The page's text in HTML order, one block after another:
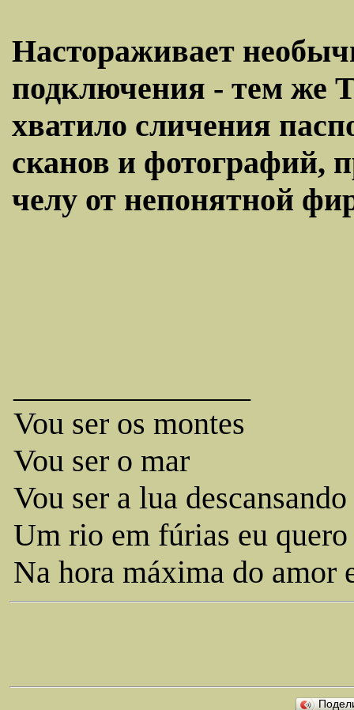
Настораживает
подключения - тем же
хватило сличения
сканов и фотографий,
челу от непонятной
Vou ser os montes
Vou ser o mar
Vou ser a lua
Um rio em fúrias eu quero
Na hora máxima do amor